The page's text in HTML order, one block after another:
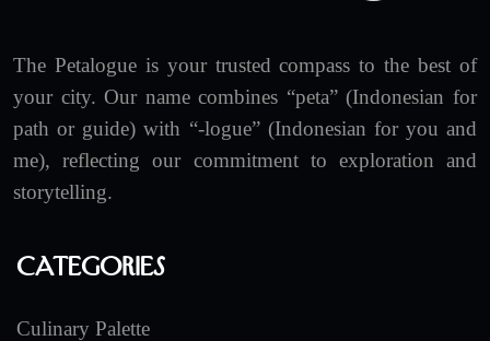
The Petalogue is your trusted compass to the best of
your city. Our name combines “peta” (Indonesian for
path or guide) with “-logue” (Indonesian for you and
me), reflecting our commitment to exploration and
storytelling.
Categories
Culinary Palette